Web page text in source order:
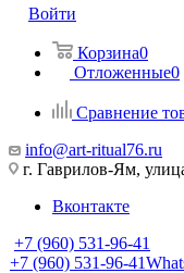
Войти
Корзина0
Отложенные0
Сравнение
info@art-ritual76.ru
г. Гаврилов-Ям,
Вконтакте
+7 (960) 531-96-41
+7 (960) 531-96-41